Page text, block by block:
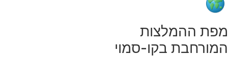
מפת ההמלצות
המורחבת בקו-סמוי